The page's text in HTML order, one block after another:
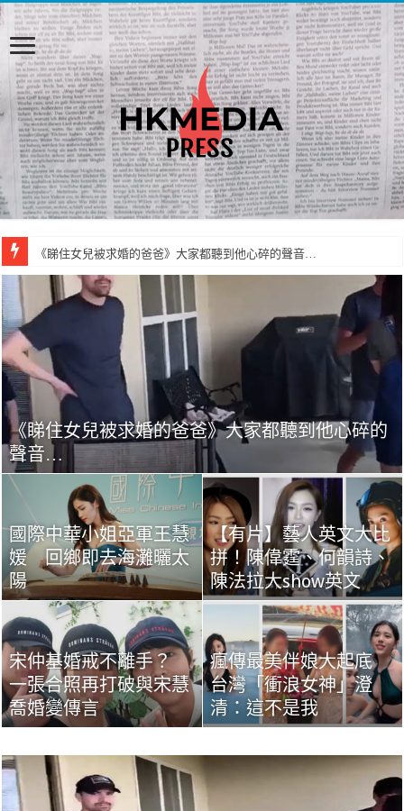
《睇住女兒被求婚的爸爸》大家都聽到他心碎的聲音…
國際中華小姐亞軍王慧媛 回鄉即去海灘曬太陽
《睇住女兒被求婚的爸爸》大家都聽到他心碎的
聲音…
國際中華小姐亞軍王慧
媛 回鄉即去海灘曬太
陽
【有片】藝人英文大比
拼！陳偉霆、何韻詩、
陳法拉大show英文
宋仲基婚戒不離手？
一張合照再打破與宋慧
喬婚變傳言
瘋傳最美伴娘大起底
台灣「衝浪女神」澄
清：這不是我